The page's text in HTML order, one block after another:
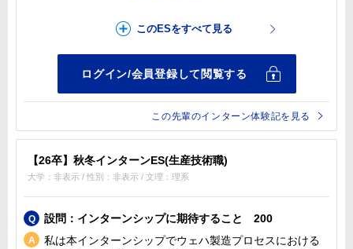
この先輩のインターン体験記を見る
【26卒】秋冬インターンES(生産技術職)
大学：非表示 / 性別：非表示 / 文理：理系
設問：インターンシップに期待すること 200
私は本インターンシップでウェハ製造プロセスにおける